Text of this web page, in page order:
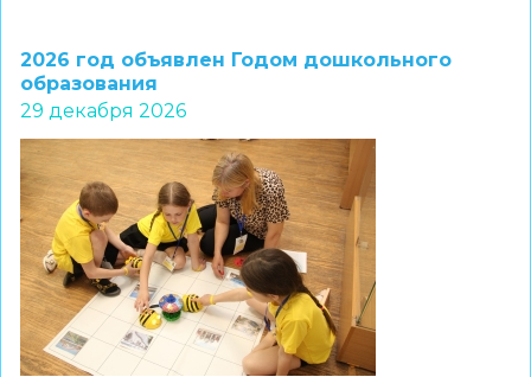
старшеклассников
провел
праздничные
мероприятия
для
школьников
с
ограниченными
возможностями
здоровья
2026 год объявлен Годом дошкольного
образования
29 декабря 2026